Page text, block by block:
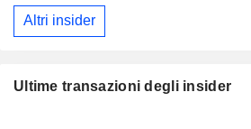
Altri insider
Ultime transazioni degli insider